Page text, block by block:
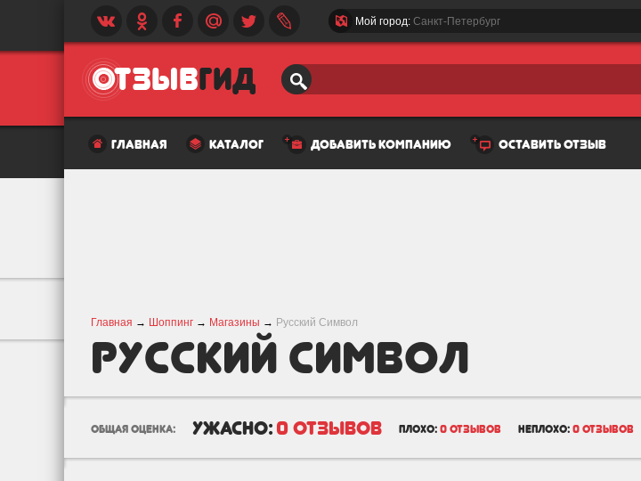
Мой город: Санкт-Петербург
главная каталог добавить компанию оставить отзыв
Главная → Шоппинг → Магазины → Русский Символ
Русский Символ
общая оценка: ужасно: 0 отзывов плохо: 0 отзывов неплохо: 0 отзывов